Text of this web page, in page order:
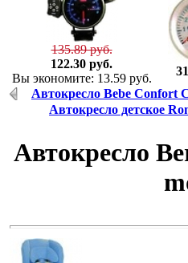
135.89 руб.
122.30 руб.
Вы экономите: 13.59 руб.
Автокресло Bebe Confort
Автокресло детское
Автокресло